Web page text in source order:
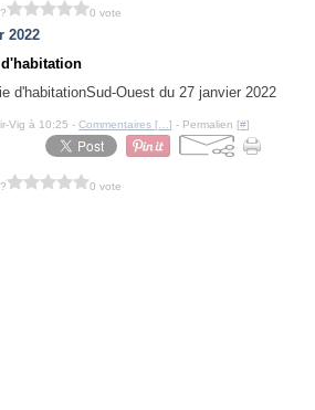
0 vote
2022
d'habitation
Sud-Ouest du 27 janvier 2022
Vig à 10:25 -Commentaires [ …] - Permalien [#]
0 vote